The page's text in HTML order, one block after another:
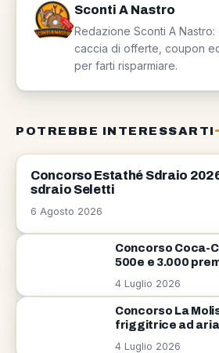
Sconti A Nastro
Redazione Sconti A
caccia di offerte, coupon
per farti risparmiare.
POTREBBE INTERESSARTI
CONCORSI
Concorso Estathé Sdraio
sdraio Seletti
6 Agosto 2026
Concorso Coca-
500e e 3.000
4 Luglio 2026
Concorso La
friggitrice ad aria
4 Luglio 2026